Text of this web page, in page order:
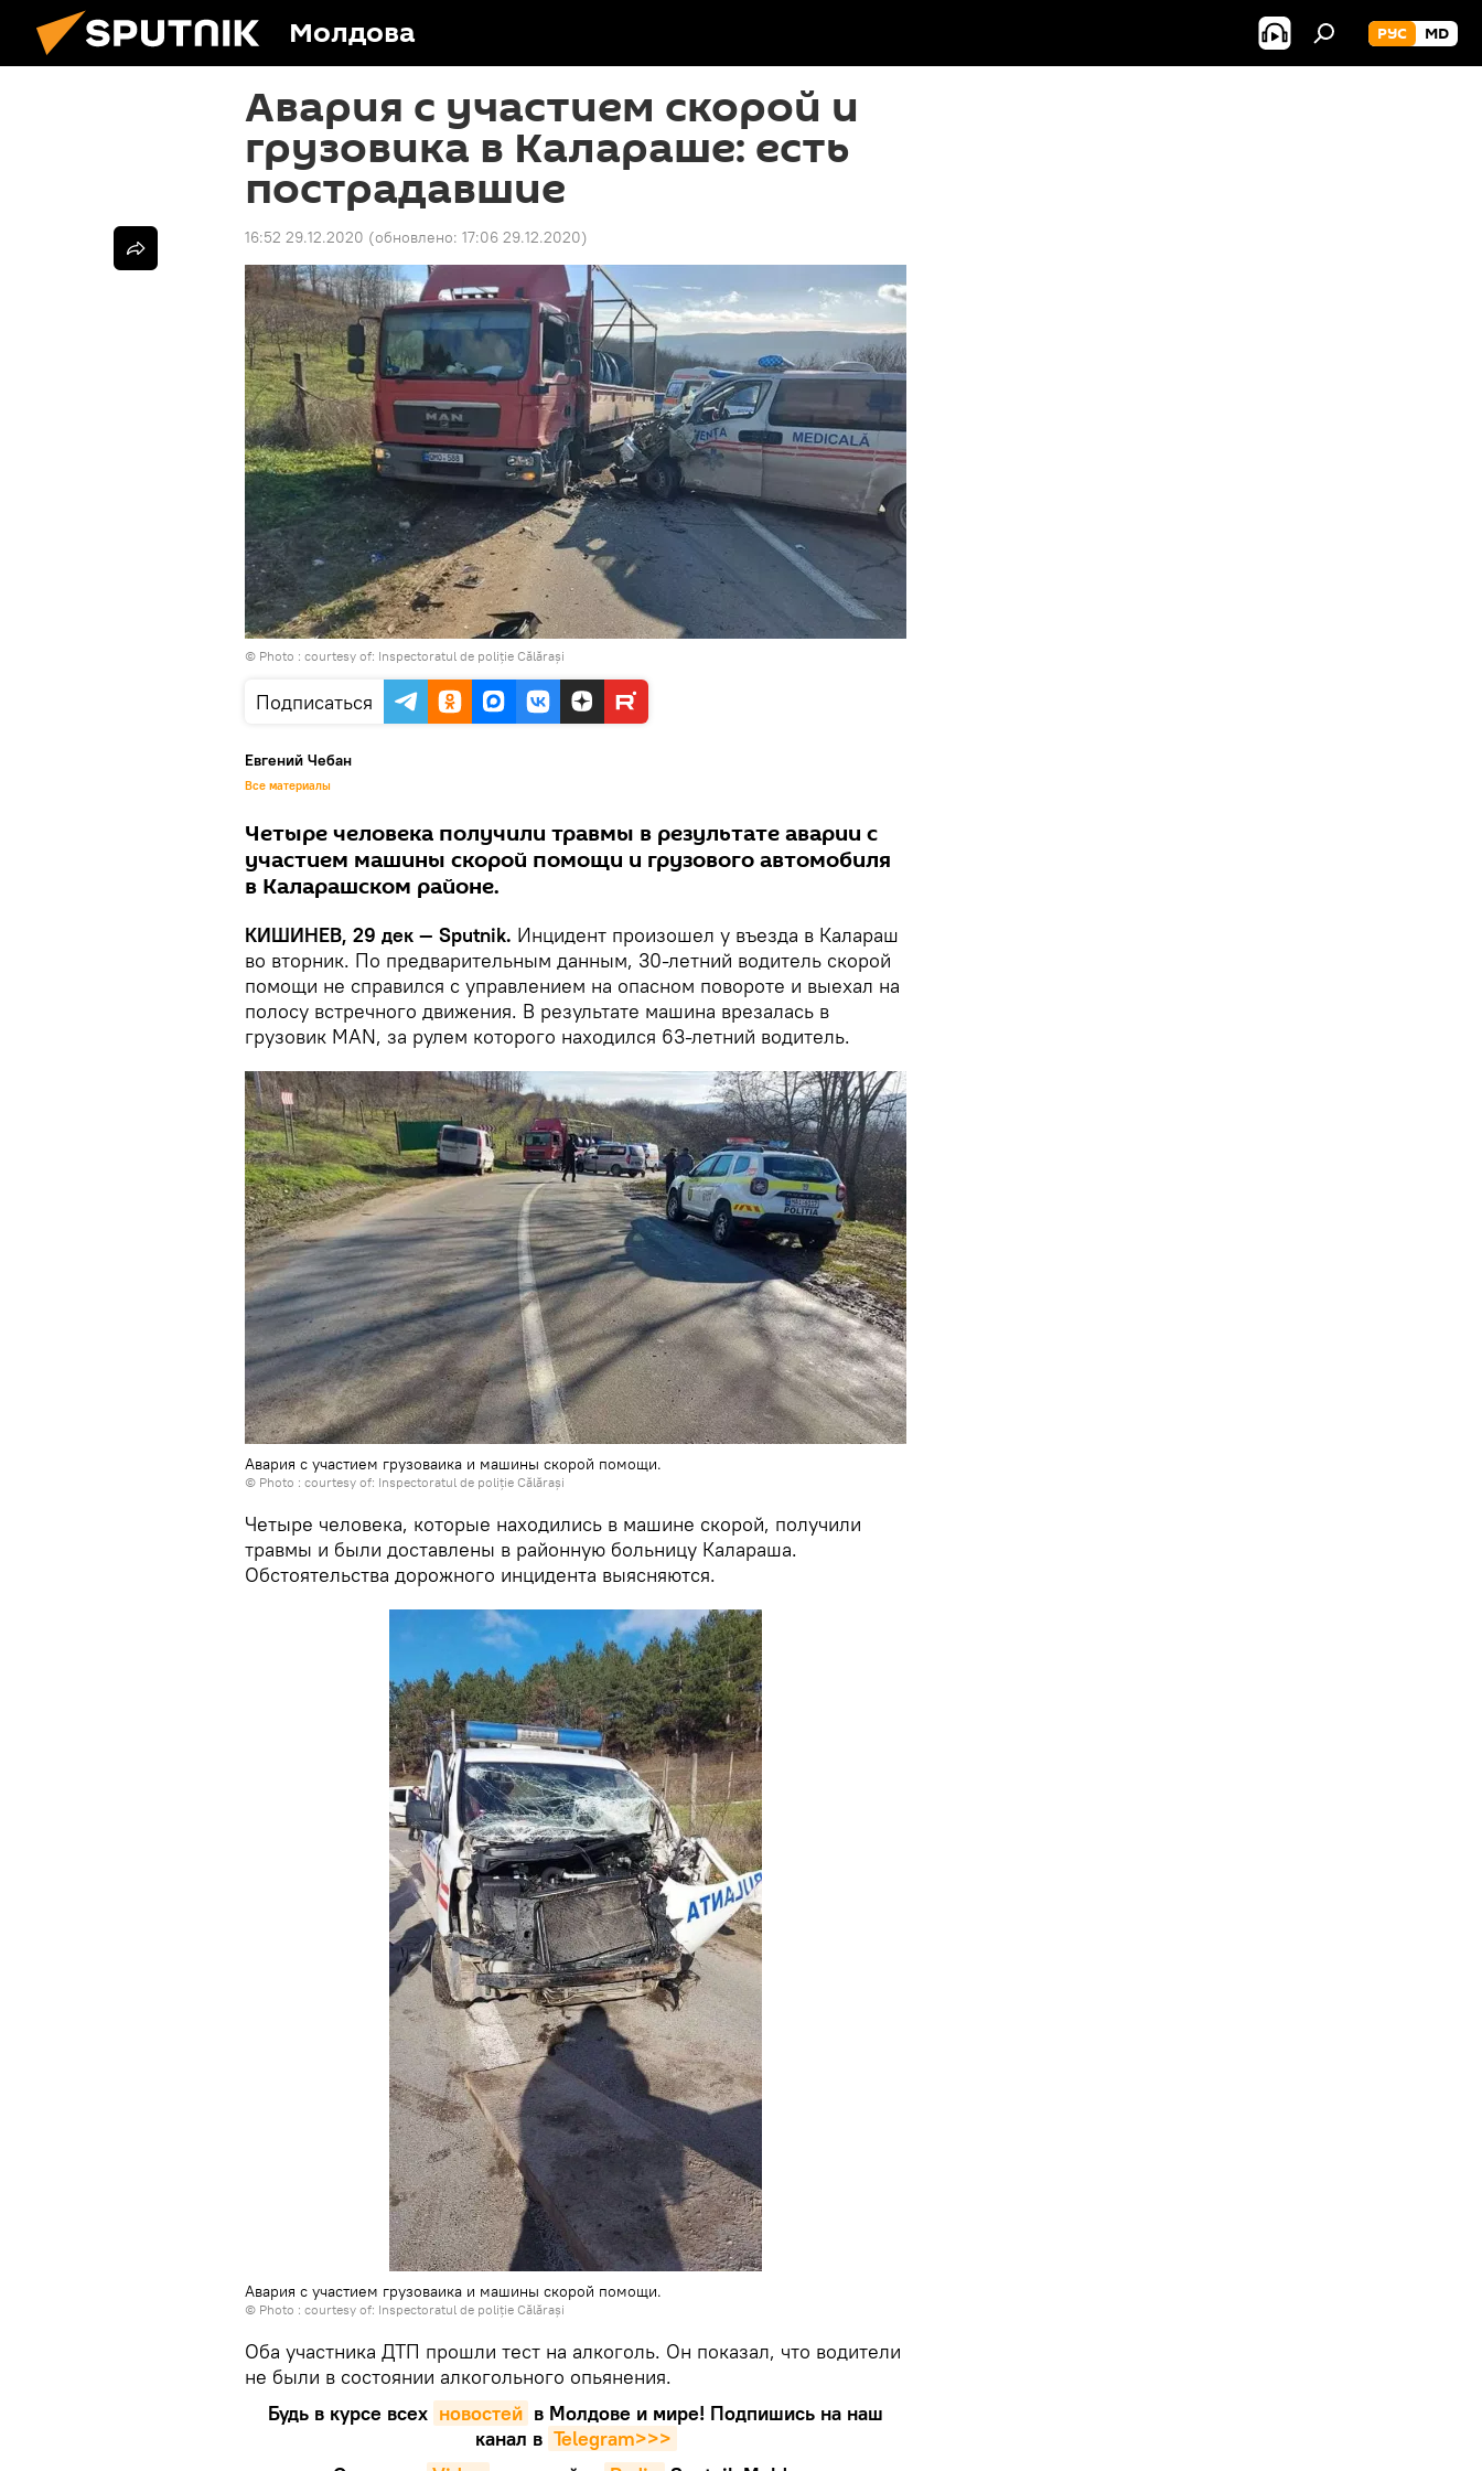
Молдова РУС MD
Авария с участием скорой и
грузовика в Калараше: есть
пострадавшие
16:52 29.12.2020 (обновлено: 17:06 29.12.2020)
© Photo : courtesy of: Inspectoratul de poliție Călărași
Подписаться
Евгений Чебан
Все материалы
Четыре человека получили травмы в результате аварии с
участием машины скорой помощи и грузового автомобиля
в Каларашском районе.
КИШИНЕВ, 29 дек — Sputnik. Инцидент произошел у въезда в Калараш
во вторник. По предварительным данным, 30-летний водитель скорой
помощи не справился с управлением на опасном повороте и выехал на
полосу встречного движения. В результате машина врезалась в
грузовик MAN, за рулем которого находился 63-летний водитель.
Авария с участием грузоваика и машины скорой помощи.
© Photo : courtesy of: Inspectoratul de poliție Călărași
Четыре человека, которые находились в машине скорой, получили
травмы и были доставлены в районную больницу Калараша.
Обстоятельства дорожного инцидента выясняются.
Авария с участием грузоваика и машины скорой помощи.
© Photo : courtesy of: Inspectoratul de poliție Călărași
Оба участника ДТП прошли тест на алкоголь. Он показал, что водители
не были в состоянии алкогольного опьянения.
Будь в курсе всех новостей в Молдове и мире! Подпишись на наш
канал в Telegram>>>